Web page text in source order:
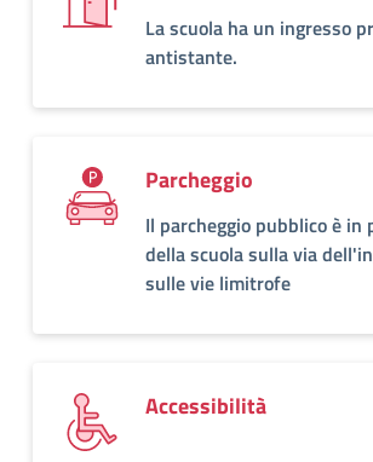
La scuola ha un ingresso
antistante.
Parcheggio
Il parcheggio pubblico è in
della scuola sulla via
sulle vie limitrofe
Accessibilità